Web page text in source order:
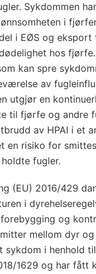
Sykdommen
i
i EØS og eksport
hos fjørfe.
kan spre
av
utgjør en
til fjørfe og andre
av HPAI i et
en risiko for
fugler.
(EU) 2016/429
i
og
mellom dyr og
sykdom i henhold
1629 og har fått